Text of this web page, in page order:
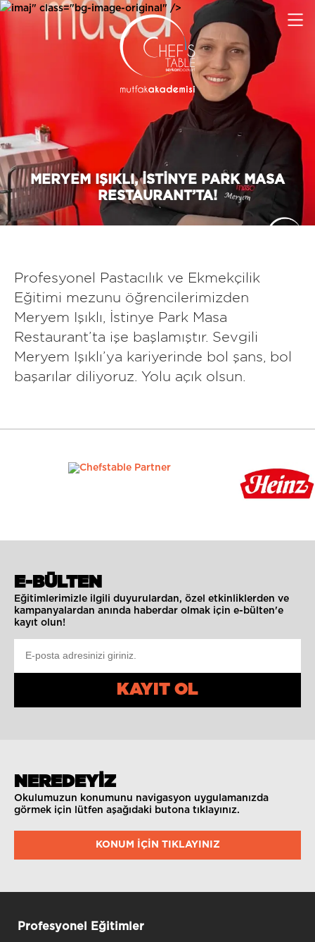
imaj" class="bg-image-original" />
MERYEM IŞIKLI, İSTINYE PARK MASA
RESTAURANT’TA!
Profesyonel Pastacılık ve Ekmekçilik
Eğitimi mezunu öğrencilerimizden
Meryem Işıklı, İstinye Park Masa
Restaurant’ta işe başlamıştır. Sevgili
Meryem Işıklı’ya kariyerinde bol şans, bol
başarılar diliyoruz. Yolu açık olsun.
E-BÜLTEN
Eğitimlerimizle ilgili duyurulardan, özel etkinliklerden ve
kampanyalardan anında haberdar olmak için e-bülten'e
kayıt olun!
KAYIT OL
NEREDEYİZ
Okulumuzun konumunu navigasyon uygulamanızda
görmek için lütfen aşağıdaki butona tıklayınız.
KONUM IÇIN TIKLAYINIZ
Profesyonel Eğitimler